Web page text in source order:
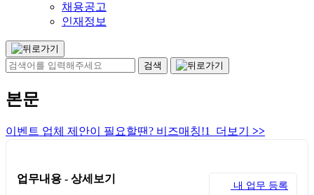
채용공고
인재정보
본문
이벤트 업체 제안이 필요할땐? 비즈매칭!1 더보기 >>
업무내용 - 상세보기
내 업무 등록